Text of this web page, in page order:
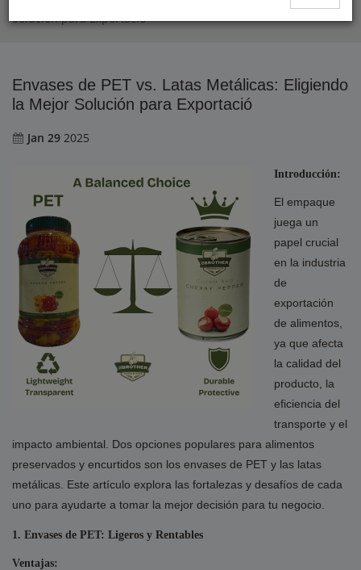
Solución para Exportació
Envases de PET vs. Latas Metálicas: Eligiendo
la Mejor Solución para Exportació
Jan 29 2025
Introducción:
El empaque
juega un
papel crucial
en la industria
de
exportación
de alimentos,
ya que afecta
la calidad del
producto, la
eficiencia del
transporte y el
impacto ambiental. Dos opciones populares para alimentos
preservados y encurtidos son los envases de PET y las latas
metálicas. Este artículo explora las fortalezas y desafíos de cada
uno para ayudarte a tomar la mejor decisión para tu negocio.
1. Envases de PET: Ligeros y Rentables
Ventajas: